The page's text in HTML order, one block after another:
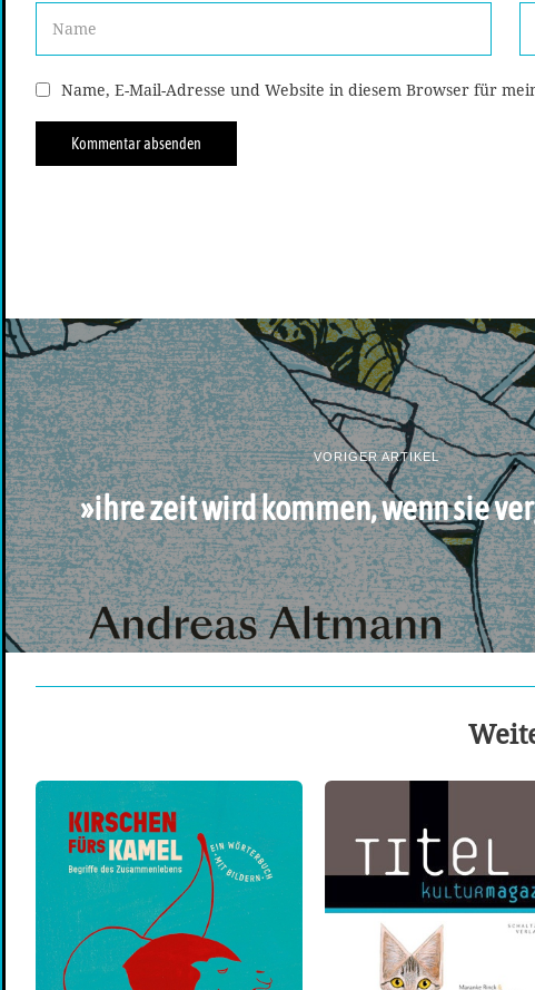
Name, E-Mail-Adresse und Website in diesem Browser für
VORIGER ARTIKEL
»ihre zeit wird kommen, wenn sie